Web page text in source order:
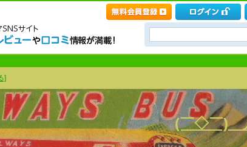
]
(￣◇￣)